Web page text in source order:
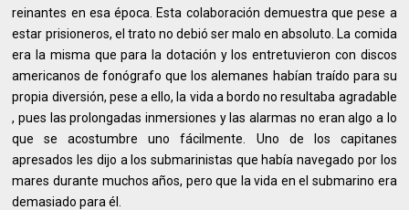
reinantes en esa época. Esta colaboración demuestra que pese a
estar prisioneros, el trato no debió ser malo en absoluto. La comida
era la misma que para la dotación y los entretuvieron con discos
americanos de fonógrafo que los alemanes habían traído para su
propia diversión, pese a ello, la vida a bordo no resultaba agradable
, pues las prolongadas inmersiones y las alarmas no eran algo a lo
que se acostumbre uno fácilmente. Uno de los capitanes
apresados les dijo a los submarinistas que había navegado por los
mares durante muchos años, pero que la vida en el submarino era
demasiado para él.